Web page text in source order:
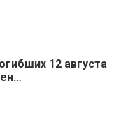
12 августа